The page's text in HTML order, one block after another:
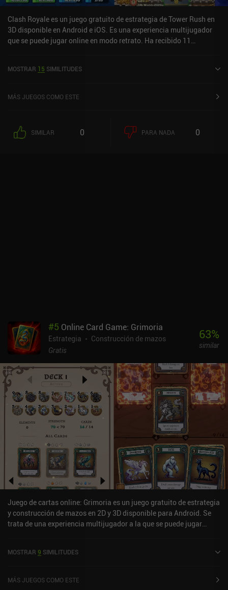
Clash Royale es un juego gratuito de estrategia de Tower Rush en
3D disponible en Android e iOS. Es una experiencia multijugador
que se puede jugar online en modo retrato. Ha recibido 11
4,5 sobre 5,0 en Google Play y de 4,6 sobre 5,0 en la App Store de
MOSTRAR 15 SIMILITUDES
MÁS JUEGOS COMO ESTE
SIMILAR 0 PARA NADA 0
#5 Online Card Game: Grimoria
Estrategia
Construcción de mazos
Gratis
63%
similar
Juego de cartas online: Grimoria es un juego gratuito de estrategia
y construcción de mazos en 2D y 3D disponible para Android. Se
trata de una experiencia multijugador a la que se puede jugar
sobre 5,0 en Google Play.
MOSTRAR 9 SIMILITUDES
MÁS JUEGOS COMO ESTE